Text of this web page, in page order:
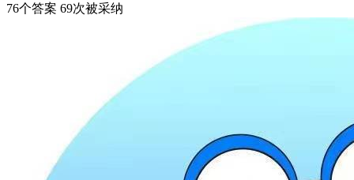
76个答案 69次被采纳